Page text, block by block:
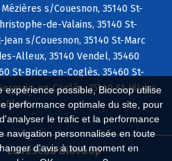
possible, Biocoop utilise
performance optimale du site, pour
le trafic et la performance
navigation personnalisée en toute
d'avis à tout moment en
s/Couesnon, 35140 St-
de-Valains, 35140 St-
s/Couesnon, 35140 St-Marc
Alleux, 35140 Vendel, 35460
St-Brice-en-Coglès, 35460 St-
en-Coglès, 35140 St-Hilaire-
Blanc
Le réseau Biocoop